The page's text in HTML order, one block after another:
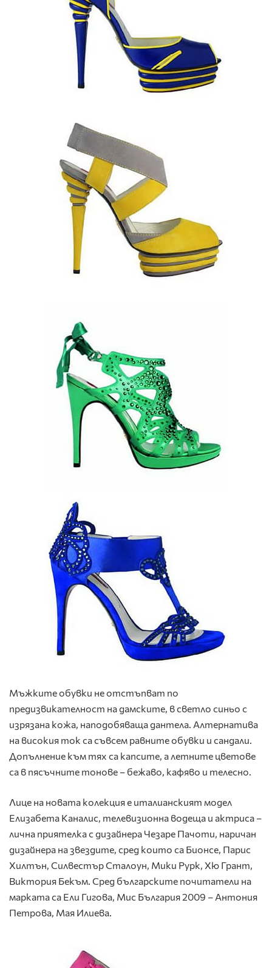
Мъжките обувки не отстъпват по
предизвикателност на дамските, в светло синьо с
изрязана кожа, наподобяваща дантела. Алтернатива
на високия ток са съвсем равните обувки и сандали.
Допълнение към тях са капсите, а летните цветове
са в пясъчните тонове – бежаво, кафяво и телесно.
Лице на новата колекция е италианският модел
Елизабета Каналис, телевизионна водеща и актриса –
лична приятелка с дизайнера Чезаре Пачоти, наричан
дизайнера на звездите, сред които са Бионсе, Парис
Хилтън, Силвестър Сталоун, Мики Рурк, Хю Грант,
Виктория Бекъм. Сред българските почитатели на
марката са Ели Гигова, Мис България 2009 – Антония
Петрова, Мая Илиева.